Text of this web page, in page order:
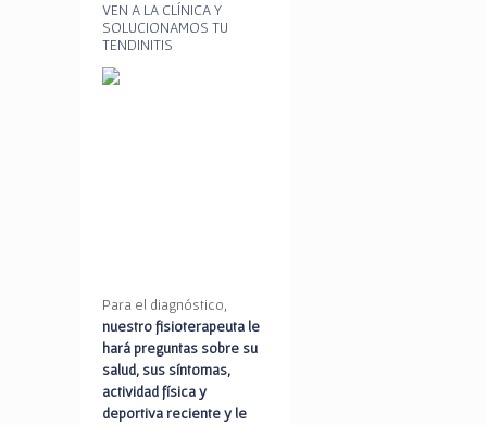
VEN A LA CLÍNICA Y
SOLUCIONAMOS TU
TENDINITIS
Para el diagnóstico,
nuestro fisioterapeuta le
hará preguntas sobre su
salud, sus síntomas,
actividad física y
deportiva reciente y le